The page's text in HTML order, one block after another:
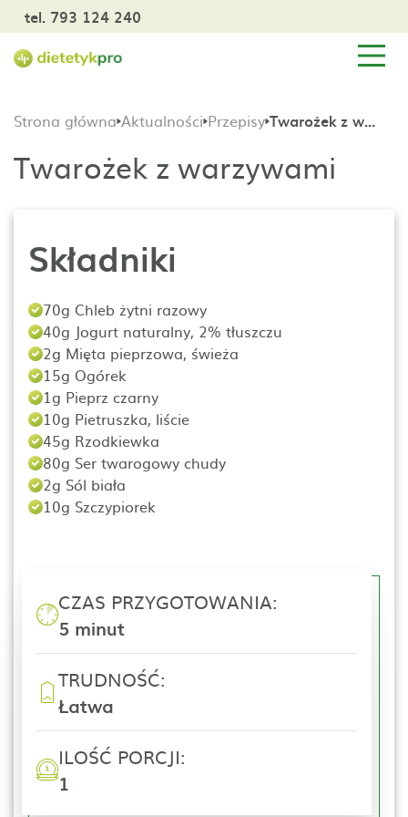
tel. 793 124 240
Strona główna Aktualności Przepisy Twarożek z warzywami
Twarożek z warzywami
Składniki
70g Chleb żytni razowy
40g Jogurt naturalny, 2% tłuszczu
2g Mięta pieprzowa, świeża
15g Ogórek
1g Pieprz czarny
10g Pietruszka, liście
45g Rzodkiewka
80g Ser twarogowy chudy
2g Sól biała
10g Szczypiorek
CZAS PRZYGOTOWANIA:
5 minut
TRUDNOŚĆ:
Łatwa
ILOŚĆ PORCJI:
1